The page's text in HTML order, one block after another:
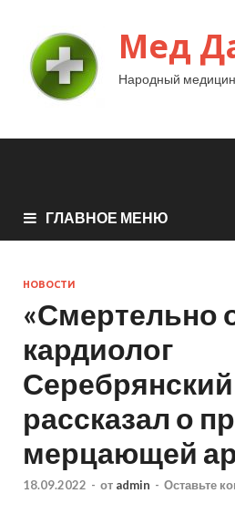
Мед
Народный
ГЛАВНОЕ МЕНЮ
НОВОСТИ
«Смертельно
кардиолог
Серебрянский
рассказал о
мерцающей
18.09.2022 - от admin - Оставьте